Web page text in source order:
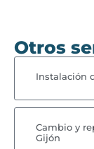
Otros
Instalación
Cambio y
Gijón